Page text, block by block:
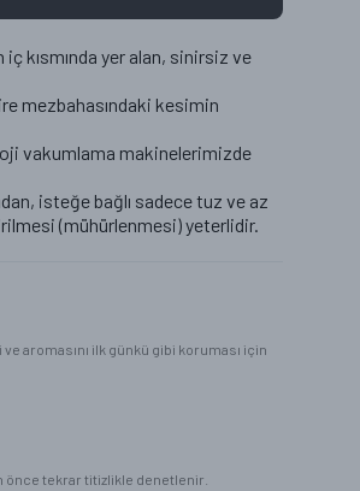
kısmında yer alan, sinirsiz ve
mezbahasındaki kesimin
vakumlama makinelerimizde
isteğe bağlı sadece tuz ve az
(mühürlenmesi) yeterlidir.
aromasını ilk günkü gibi koruması için
önce tekrar titizlikle denetlenir.